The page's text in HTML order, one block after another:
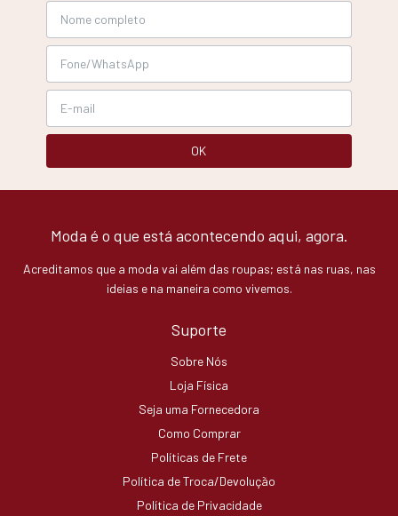
Moda é o que está acontecendo aqui, agora.
Acreditamos que a moda vai além das roupas; está nas ruas, nas
ideias e na maneira como vivemos.
Suporte
Sobre Nós
Loja Física
Seja uma Fornecedora
Como Comprar
Políticas de Frete
Política de Troca/Devolução
Política de Privacidade